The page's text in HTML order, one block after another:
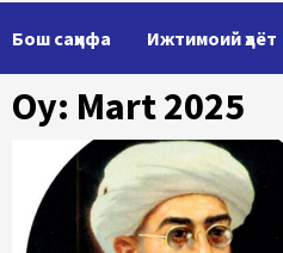
Бош саҳифа Ижтимоий ҳаёт
Oy: Mart 2025